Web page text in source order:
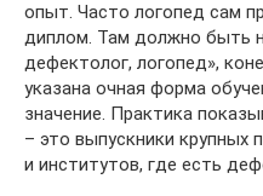
опыт. Часто логопед сам
диплом. Там должно быть
дефектолог, логопед»,
указана очная форма
значение. Практика
– это выпускники крупных
и институтов, где есть